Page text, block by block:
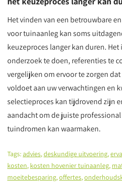
Het vinden van een betrouwbare
voor tuinaanleg kan soms
keuzeproces langer kan duren.
onderzoek te doen, referenties te
vergelijken om ervoor te zorgen
voldoet aan uw verwachtingen en
selectieproces kan tijdrovend zijn
aandacht om de juiste
tuindromen kan waarmaken.
Tags:advies,deskundige uitvoering,
kosten, kosten hovenier tuinaanleg,
moeitebesparing,offertes,